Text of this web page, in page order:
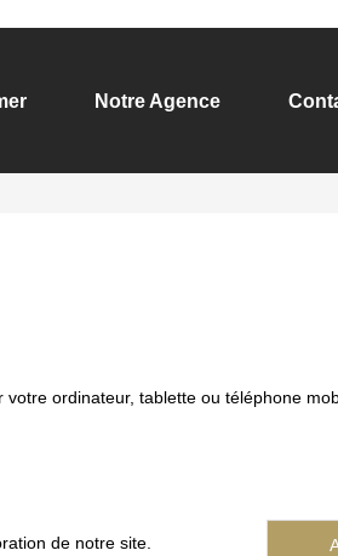
Notre Agence
ordinateur, tablette ou téléphone
de notre site.